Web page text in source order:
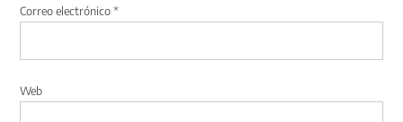
Correo electrónico*
Web